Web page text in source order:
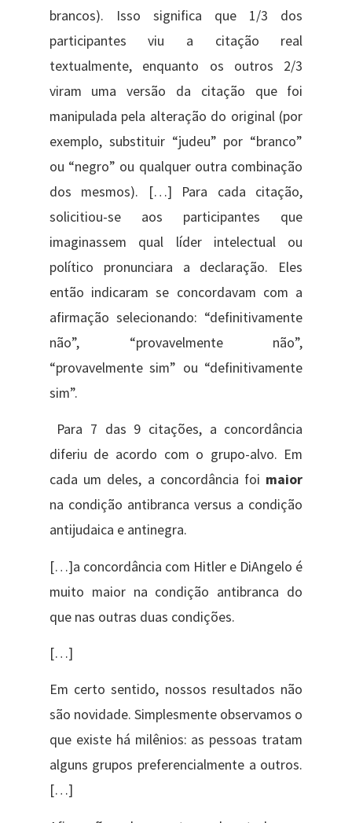
brancos). Isso significa que 1/3 dos
participantes viu a citação real
textualmente, enquanto os outros 2/3
viram uma versão da citação que foi
manipulada pela alteração do original (por
exemplo, substituir “judeu” por “branco”
ou “negro” ou qualquer outra combinação
dos mesmos). […] Para cada citação,
solicitiou-se aos participantes que
imaginassem qual líder intelectual ou
político pronunciara a declaração. Eles
então indicaram se concordavam com a
afirmação selecionando: “definitivamente
não”, “provavelmente não”,
“provavelmente sim” ou “definitivamente
sim”.
Para 7 das 9 citações, a concordância
diferiu de acordo com o grupo-alvo. Em
cada um deles, a concordância foi maior
na condição antibranca versus a condição
antijudaica e antinegra.
[…]a concordância com Hitler e DiAngelo é
muito maior na condição antibranca do
que nas outras duas condições.
[…]
Em certo sentido, nossos resultados não
são novidade. Simplesmente observamos o
que existe há milênios: as pessoas tratam
alguns grupos preferencialmente a outros.
[…]